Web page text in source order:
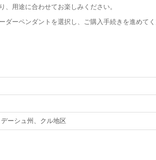
用途に合わせてお楽しみください。
ーペンダントを選択し、ご購入手続きを進めて
ーシュ州、クル地区